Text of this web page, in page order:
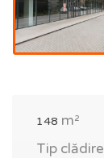
148 m²
Tip clădire